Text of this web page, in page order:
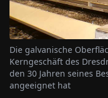
Die galvanische
Kerngeschäft des
den 30 Jahren seines
angeeignet hat